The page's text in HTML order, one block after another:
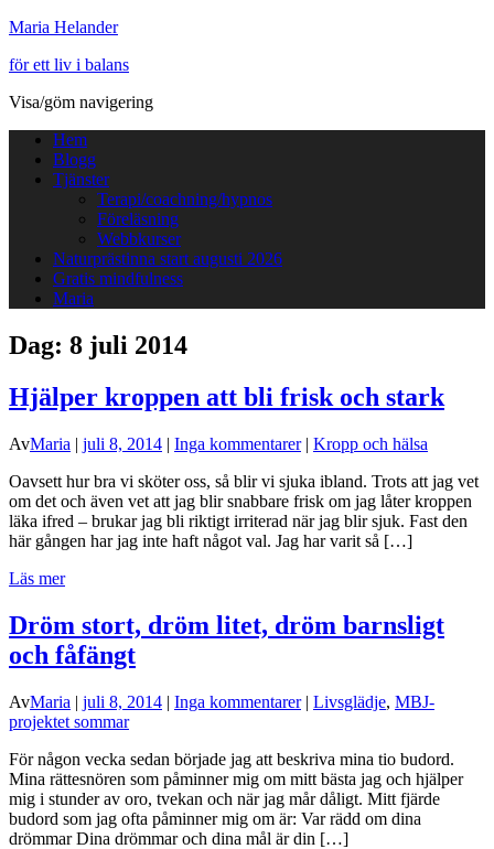
Maria Helander
för ett liv i balans
Visa/göm navigering
Hem
Blogg
Tjänster
Terapi/coachning/hypnos
Föreläsning
Webbkurser
Naturprästinna start augusti 2026
Gratis mindfulness
Maria
Dag: 8 juli 2014
Hjälper kroppen att bli frisk och stark
AvMaria | juli 8, 2014 | Inga kommentarer| Kropp och hälsa
Oavsett hur bra vi sköter oss, så blir vi sjuka ibland. Trots att jag vet
om det och även vet att jag blir snabbare frisk om jag låter kroppen
läka ifred – brukar jag bli riktigt irriterad när jag blir sjuk. Fast den
här gången har jag inte haft något val. Jag har varit så […]
Läs mer
Dröm stort, dröm litet, dröm barnsligt
och fåfängt
AvMaria | juli 8, 2014 | Inga kommentarer| Livsglädje, MBJ-
projektet sommar
För någon vecka sedan började jag att beskriva mina tio budord.
Mina rättesnören som påminner mig om mitt bästa jag och hjälper
mig i stunder av oro, tvekan och när jag mår dåligt. Mitt fjärde
budord som jag ofta påminner mig om är: Var rädd om dina
drömmar Dina drömmar och dina mål är din […]